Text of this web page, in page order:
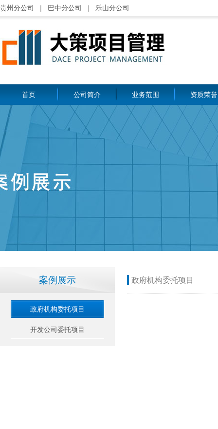
贵州分公司 | 巴中分公司 | 乐山分公司
首页 公司简介 业务范围 资质荣誉
案例展示
政府机构委托项目
开发公司委托项目
政府机构委托项目